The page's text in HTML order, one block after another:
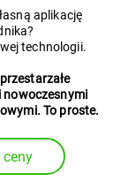
aplikację
technologii.
To proste.